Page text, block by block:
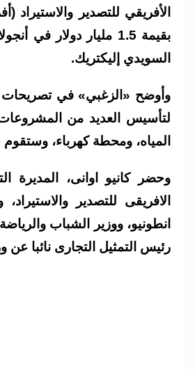
الأفريقي للتصدير
السويدي إليكتريك.
وأوضح «الزغبي» في تصريحات
لتأسيس العديد من المشروعات
المياه، ومحطة كهرباء،
وحضر كانيو اوانى، المديرة
الافريقى للتصدير
انطونيو، ووزير الشباب
رئيس التمثيل التجارى نائبا عن